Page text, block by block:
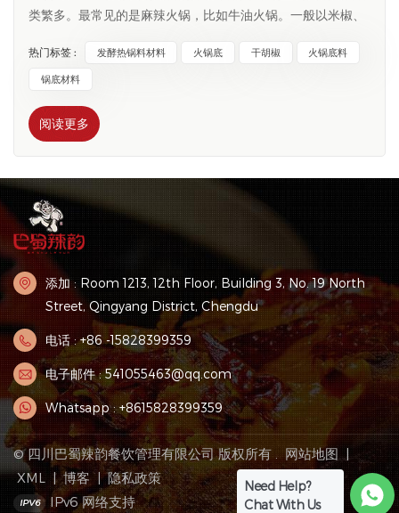
类繁多。最常见的是麻辣火锅，比如牛油火锅。一般以米椒、
辣椒（入列的几种辣椒）为主要原料，经泡制或煮熟后用水制
成的一种辣椒制品，是火锅底料中的主要辣料。 火锅底料的生
理温度高、处理时间短，存在以下问题：（1）温度高时间短，
对辣椒的色素沉着有一定的溶解作用。 ，导致颜色不均匀；
嫩； （3>高温使得辣椒中的抗流失功能成分和香气物质比较
高，风味不够浓郁：（4）热处理容易造成营养成分的损失，
使消费者在使用后补充三种营养成分干辣成分较多，会引起代
谢转变 乱中出现口干、结膜充血、胃肠不适等不良反应，也就
是俗称的“上火”。因此，有必要探索一种新的加工方式。 发酵
野牛肉是指由有益微生物制成的一种牛肉。发酵假货具有独特
的风味和功能物质。酒酿有蒸馏酒、果酒、啤酒、酸奶、泡
菜、酸菜等，因其特殊的风味和功能而深受大家的喜爱。留言
有益功能：（1）发酵汇营养丰富：如蛋白质、维生素、矿物
质、酶等，如发酵包子、面包营养成分比大饼、面条高4倍以
上，蛋白质增加近2倍; （2）发酵蛹更适合消化：酵母中的酶
可以促进营养物质的分解，如发酵豆豉、泡菜等。 风味浓郁：
在发酵过程中，佐贺性状的变化和生产新物质可以使蛹的味道
更加丰富。通过酵母、乳酸菌等发酵，可产生特殊的香气物质
和功能因子，如发酵酸奶、白酒、白酒、白酒、白酒等，香气
物质的种类有很多种 各种各样的。现有研究表明，在点县豆
热门标签 : 发酵热锅料材料 火锅底 干胡椒 火锅底料
锅底材料
阅读更多
添加 : Room 1213, 12th Floor, Building 3, No. 19 North
Street, Qingyang District, Chengdu
电话 : +86 -15828399359
电子邮件 : 541055463@qq.com
Whatsapp : +8615828399359
© 四川巴蜀辣韵餐饮管理有限公司 版权所有 . 网站地图 |
XML | 博客 | 隐私政策
IPv6 网络支持
Need Help?
Chat With Us